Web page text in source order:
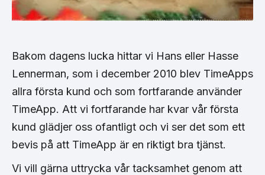
Bakom dagens lucka hittar vi Hans eller Hasse
Lennerman, som i december 2010 blev TimeApps
allra första kund och som fortfarande använder
TimeApp. Att vi fortfarande har kvar vår första
kund glädjer oss ofantligt och vi ser det som ett
bevis på att TimeApp är en riktigt bra tjänst.
Vi vill gärna uttrycka vår tacksamhet genom att